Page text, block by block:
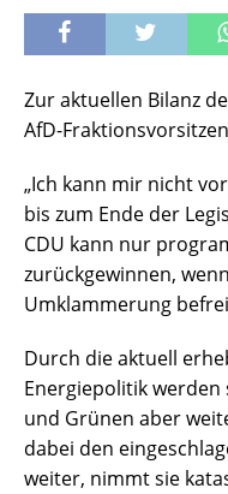
Zur aktuellen Bilanz
AfD-
„Ich kann mir nicht
bis zum Ende der
CDU kann nur
zurückgewinnen,
Umklammerung
Durch die aktuell
Energiepolitik werden
und Grünen aber
dabei den
weiter, nimmt sie